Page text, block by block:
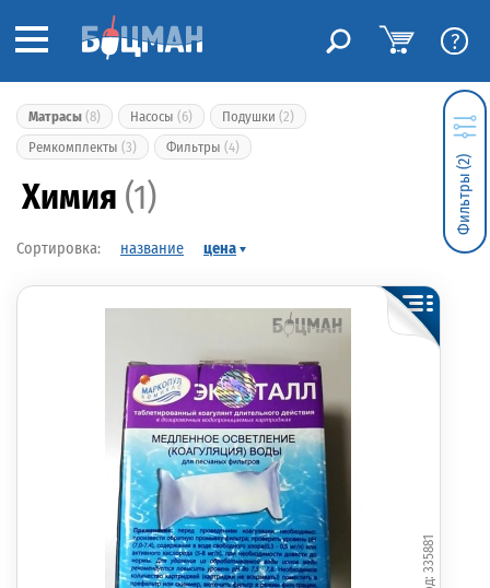
?
Матрасы (8) Насосы (6) Подушки (2)
Ремкомплекты (3) Фильтры (4)
Химия (1)
название цена
335881
Фильтры (2)